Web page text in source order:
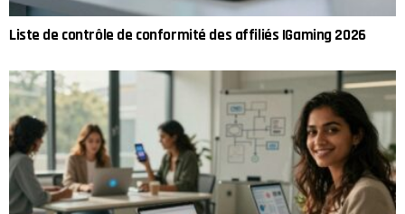
Liste de contrôle de conformité des affiliés IGaming 2026